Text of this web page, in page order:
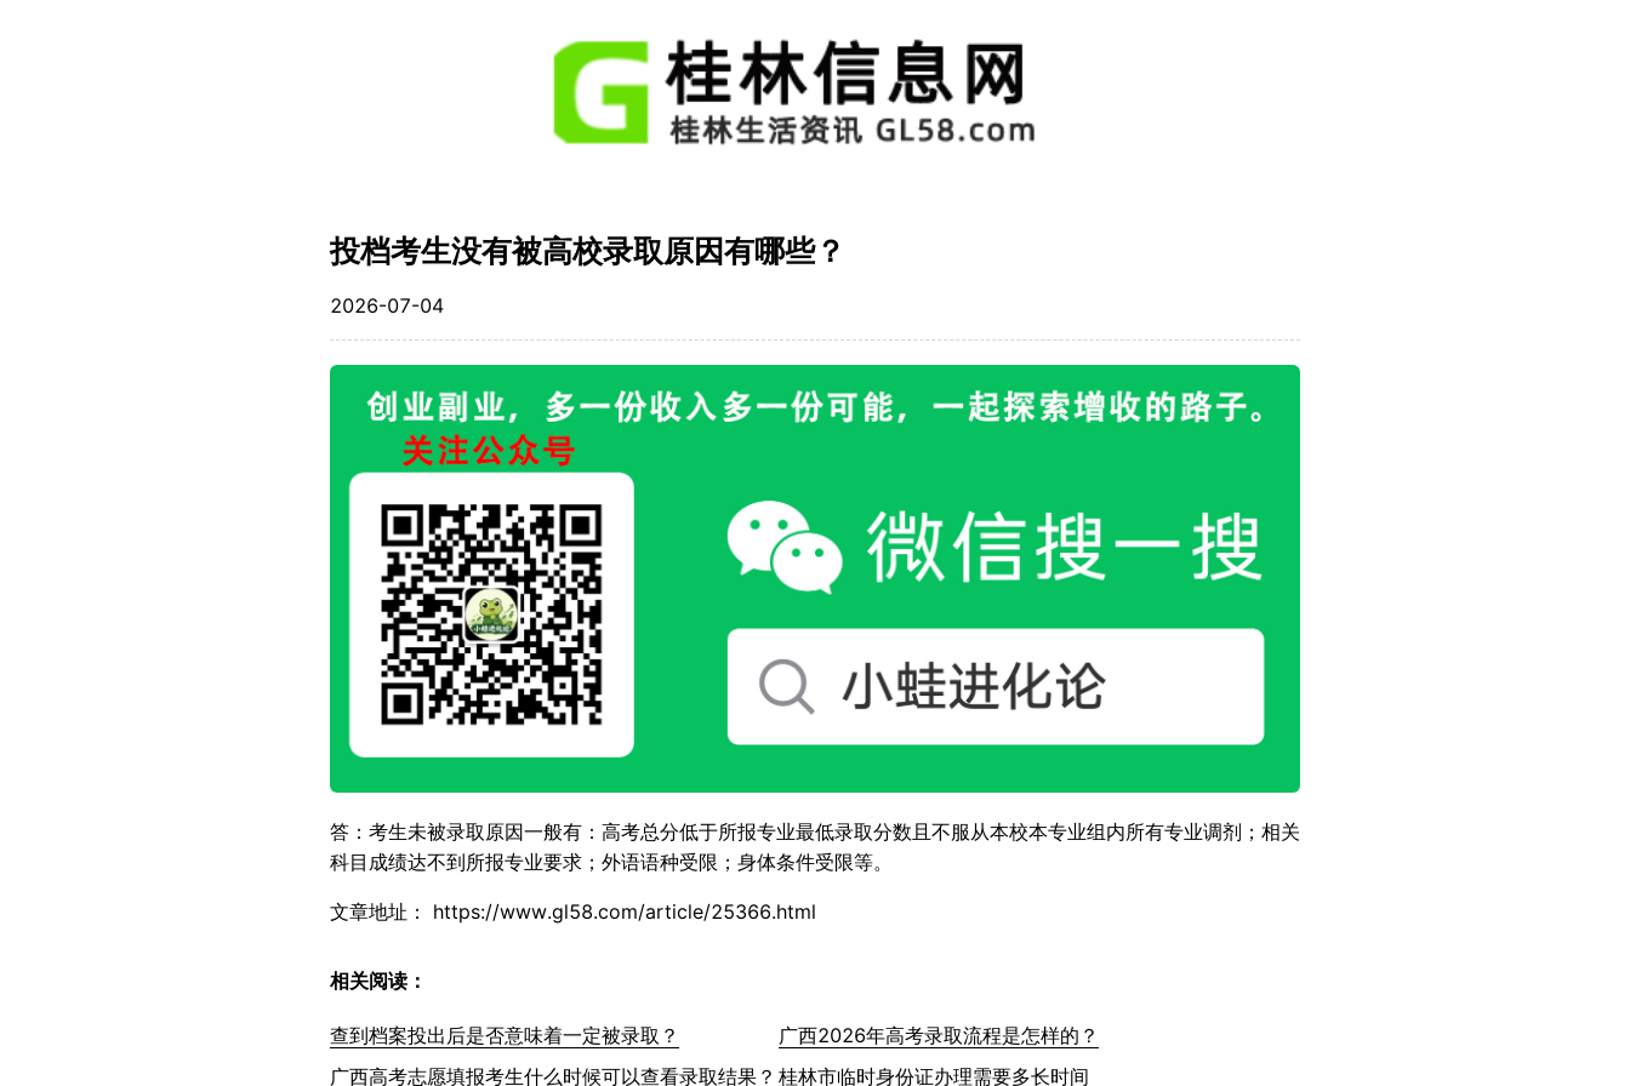
投档考生没有被高校录取原因有哪些？
2026-07-04
答：考生未被录取原因一般有：高考总分低于所报专业最低录取分数且不服从本校本专业组内所有专业调剂；相关
科目成绩达不到所报专业要求；外语语种受限；身体条件受限等。
文章地址： https://www.gl58.com/article/25366.html
相关阅读：
查到档案投出后是否意味着一定被录取？
广西2026年高考录取流程是怎样的？
广西高考志愿填报考生什么时候可以查看录取结果？ 桂林市临时身份证办理需要多长时间